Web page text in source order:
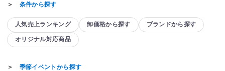
＞ 条件から探す
人気売上ランキング 卸価格から探す ブランドから探す
オリジナル対応商品
＞ 季節イベントから探す